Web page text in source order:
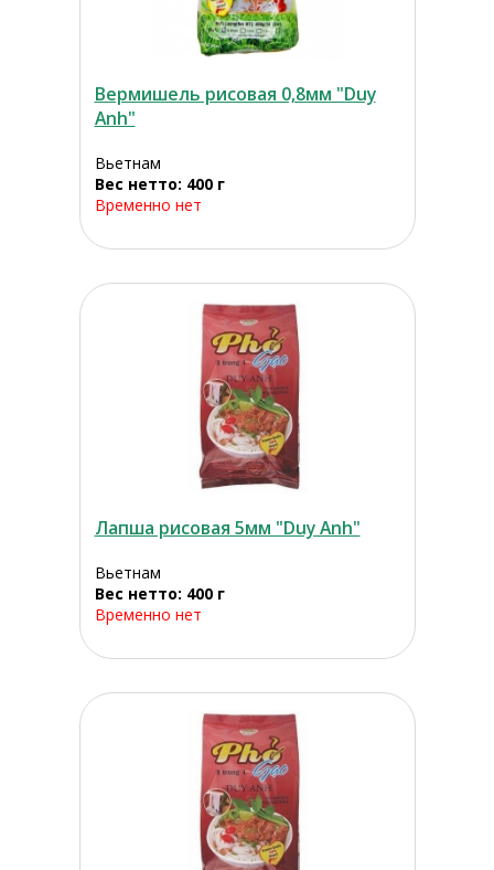
Вермишель рисовая 0,8мм "Duy
Anh"
Вьетнам
Вес нетто: 400 г
Временно нет
Лапша рисовая 5мм "Duy Anh"
Вьетнам
Вес нетто: 400 г
Временно нет